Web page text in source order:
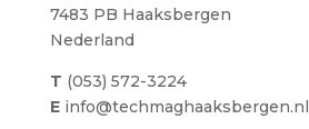
7483 PB Haaksbergen
Nederland
T (053) 572-3224
E info@techmaghaaksbergen.nl